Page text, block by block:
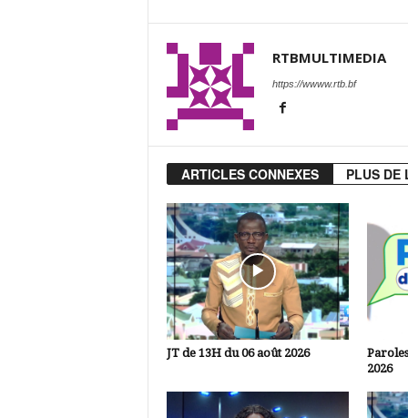
RTBMULTIMEDIA
https://wwww.rtb.bf
ARTICLES CONNEXES PLUS DE
JT de 13H du 06 août 2026
2026